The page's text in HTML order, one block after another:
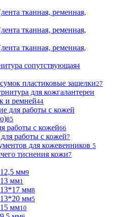
тканная, ременная,
тканная, ременная,
тканная, ременная,
сопутствующая4
пластиковые защелки27
для кожгалантереи
и ремней44
для работы с кожей
85
работы с кожей66
работы с кожей7
для кожевенников 5
тиснения кожи7
мм9
мм1
мм8
мм5
мм10